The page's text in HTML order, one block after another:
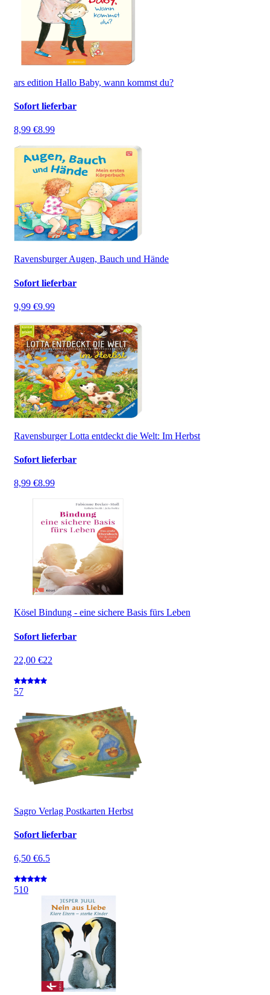
ars edition Hallo Baby, wann kommst du?
Sofort lieferbar
8,99 €8.99
Ravensburger Augen, Bauch und Hände
Sofort lieferbar
9,99 €9.99
Ravensburger Lotta entdeckt die Welt: Im Herbst
Sofort lieferbar
8,99 €8.99
Kösel Bindung - eine sichere Basis fürs Leben
Sofort lieferbar
22,00 €22
57
Sagro Verlag Postkarten Herbst
Sofort lieferbar
6,50 €6.5
510